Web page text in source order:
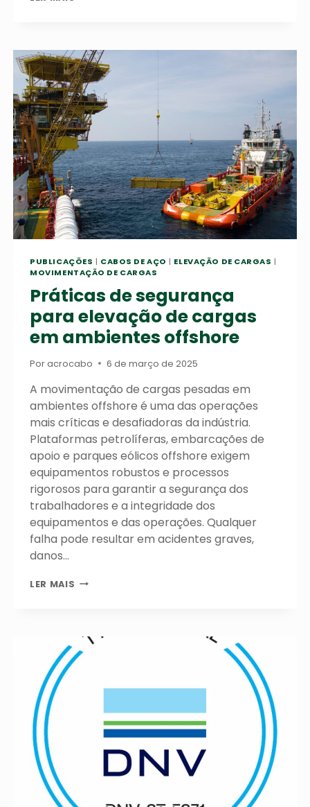
QUAL
É
A
MELHOR
OPÇÃO
PARA
O
SEU
PROJETO?
PUBLICAÇÕES | CABOS DE AÇO | ELEVAÇÃO DE CARGAS |
MOVIMENTAÇÃO DE CARGAS
Práticas de segurança
para elevação de cargas
em ambientes offshore
Poracrocabo 6 de março de 2025
A movimentação de cargas pesadas em
ambientes offshore é uma das operações
mais críticas e desafiadoras da indústria.
Plataformas petrolíferas, embarcações de
apoio e parques eólicos offshore exigem
equipamentos robustos e processos
rigorosos para garantir a segurança dos
trabalhadores e a integridade dos
equipamentos e das operações. Qualquer
falha pode resultar em acidentes graves,
danos…
LER MAIS PRÁTICAS
ELEVAÇÃO
DE
CARGAS
AMBIENTES